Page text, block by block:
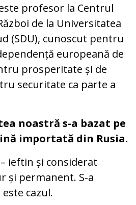
profesor la Centrul
de la Universitatea
(SDU), cunoscut pentru
europeană de
prosperitate și de
securitate ca parte a
noastră s-a bazat pe
importată din Rusia.
ieftin și considerat
și permanent. S-a
cazul.